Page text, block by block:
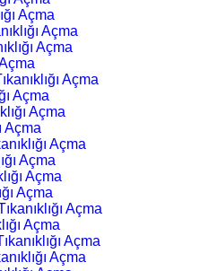
Açma
Açma
Açma
Açma
Açma
Açma
Açma
Açma
Açma
Açma
Açma
Açma
Açma
Açma
Açma